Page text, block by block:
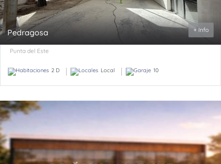
Pedragosa + Info
Punta del Este
2 D Local 10